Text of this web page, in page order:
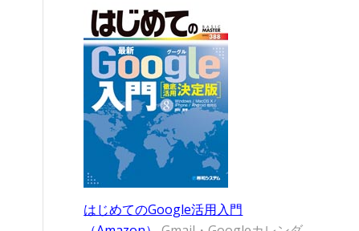
はじめてのGoogle活用入門